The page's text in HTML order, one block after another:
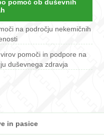
pomoč ob duševnih
na področju nekemičnih
pomoči in podpore na
duševnega zdravja
in pasice